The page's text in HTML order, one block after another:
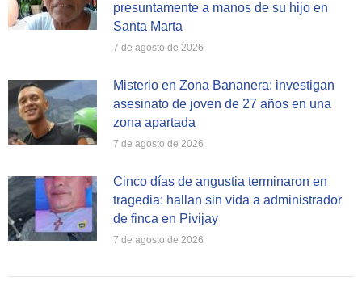
presuntamente a manos de su hijo en
Santa Marta
7 de agosto de 2026
Misterio en Zona Bananera: investigan
asesinato de joven de 27 años en una
zona apartada
7 de agosto de 2026
Cinco días de angustia terminaron en
tragedia: hallan sin vida a administrador
de finca en Pivijay
7 de agosto de 2026